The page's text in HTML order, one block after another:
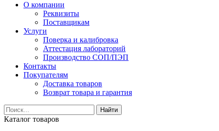
О компании
Реквизиты
Поставщикам
Услуги
Поверка и калибровка
Аттестация лабораторий
Производство СОП/ПЭП
Контакты
Покупателям
Доставка товаров
Возврат товара и гарантия
Найти
Каталог товаров